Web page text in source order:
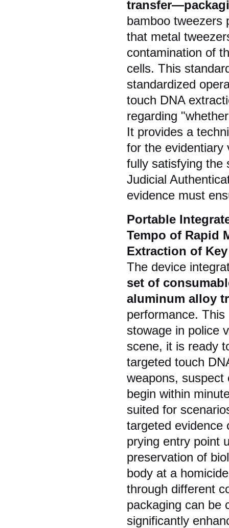
bamboo tweezers
that metal
contamination of
cells. This
standardized
touch DNA
regarding
It provides a
for the evidentiary
fully satisfying the
Judicial
evidence must
Portable
Tempo of Rapid
Extraction of
The device
set of
aluminum alloy
performance.
stowage in police
scene, it is ready
targeted touch
weapons, suspect
begin within
suited for
targeted
prying entry point
preservation of
body at a
through different
packaging can be
significantly